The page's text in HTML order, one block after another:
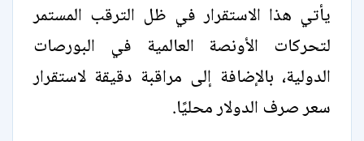
يأتي هذا الاستقرار في ظل الترقب المستمر
لتحركات الأونصة العالمية في البورصات
الدولية، بالإضافة إلى مراقبة دقيقة لاستقرار
سعر صرف الدولار محليًا.